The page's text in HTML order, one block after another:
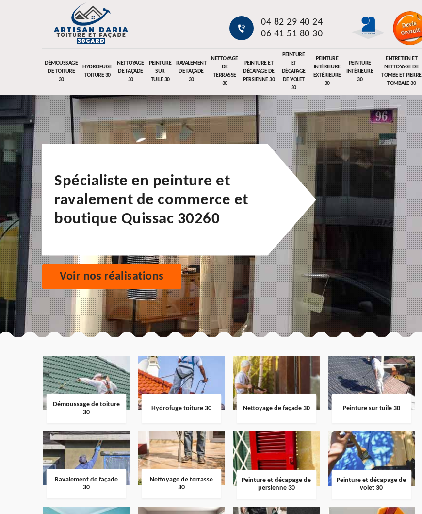
04 82 29 40 24
06 41 51 80 30
DÉMOUSSAGE
DE TOITURE
30
HYDROFUGE
TOITURE 30
NETTOYAGE
DE FAÇADE
30
PEINTURE
SUR
TUILE 30
RAVALEMENT
DE FAÇADE
30
NETTOYAGE
DE
TERRASSE
30
PEINTURE ET
DÉCAPAGE DE
PERSIENNE 30
PEINTURE
ET
DÉCAPAGE
DE VOLET
30
PEINTURE
INTÉRIEURE
EXTÉRIEURE
30
PEINTURE
INTÉRIEURE
30
ENTRETIEN ET
NETTOYAGE DE
TOMBE ET PIERRE
TOMBALE 30
Spécialiste en peinture et
ravalement de commerce et
boutique Quissac 30260
Voir nos réalisations
Démoussage de toiture
30
Hydrofuge toiture 30 Nettoyage de façade 30 Peinture sur tuile 30
Ravalement de façade
30
Nettoyage de terrasse
30
Peinture et décapage de
persienne 30
Peinture et décapage de
volet 30